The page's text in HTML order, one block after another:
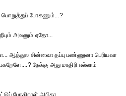
பொறுத்துப் போகணும்...?
அவனும் ஏதோ...
ஆத்துல சின்னவா தப்பு பண்ணுனா பெரியவா
நேக்கு அது மாதிரி எல்லாம்
போகிறாள் அபிதா.